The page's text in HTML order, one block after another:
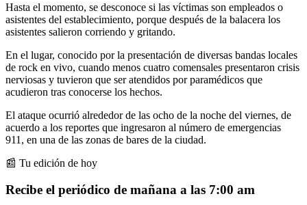
Hasta el momento, se desconoce si las víctimas son empleados o
asistentes del establecimiento, porque después de la balacera los
asistentes salieron corriendo y gritando.
En el lugar, conocido por la presentación de diversas bandas locales
de rock en vivo, cuando menos cuatro comensales presentaron crisis
nerviosas y tuvieron que ser atendidos por paramédicos que
acudieron tras conocerse los hechos.
El ataque ocurrió alrededor de las ocho de la noche del viernes, de
acuerdo a los reportes que ingresaron al número de emergencias
911, en una de las zonas de bares de la ciudad.
📰 Tu edición de hoy
Recibe el periódico de mañana a las 7:00 am